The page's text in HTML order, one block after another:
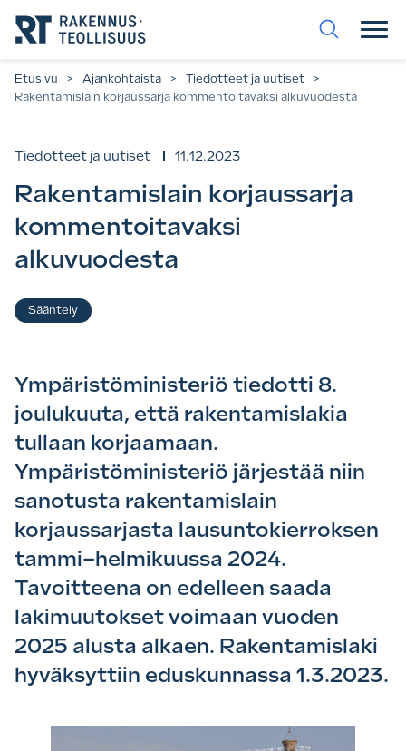
suoraan
sisältöön.
Etusivu > Ajankohtaista > Tiedotteet ja uutiset
>
Rakentamislain korjaussarja kommentoitavaksi alkuvuodesta
Tiedotteet ja uutiset 11.12.2023
Rakentamislain korjaussarja
kommentoitavaksi
alkuvuodesta
Asiasanat
Sääntely
Ympäristöministeriö tiedotti 8.
joulukuuta, että rakentamislakia
tullaan korjaamaan.
Ympäristöministeriö järjestää niin
sanotusta rakentamislain
korjaussarjasta lausuntokierroksen
tammi–helmikuussa 2024.
Tavoitteena on edelleen saada
lakimuutokset voimaan vuoden
2025 alusta alkaen. Rakentamislaki
hyväksyttiin eduskunnassa 1.3.2023.